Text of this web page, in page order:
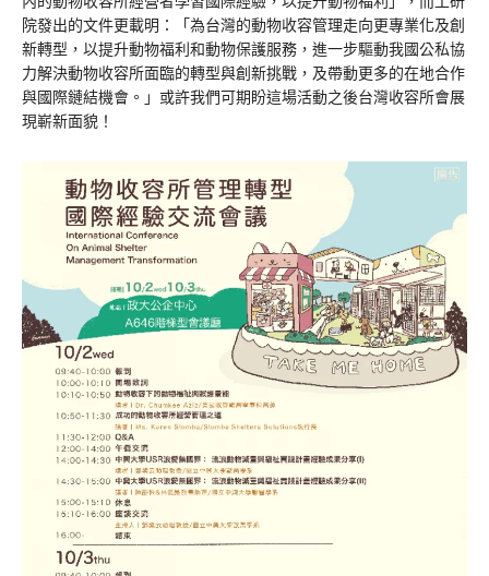
院發出的文件更載明：「為台灣的動物收容管理走向更專業化及創
新轉型，以提升動物福利和動物保護服務，進一步驅動我國公私協
力解決動物收容所面臨的轉型與創新挑戰，及帶動更多的在地合作
與國際鏈結機會。」或許我們可期盼這場活動之後台灣收容所會展
現嶄新面貌！